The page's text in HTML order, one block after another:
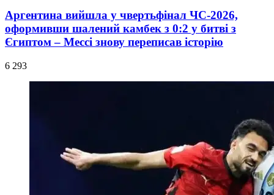
Аргентина вийшла у чвертьфінал ЧС-2026,
оформивши шалений камбек з 0:2 у битві з
Єгиптом – Мессі знову переписав історію
6 293